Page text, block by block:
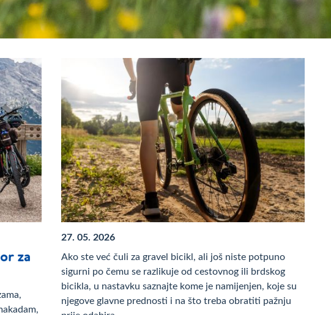
za
27. 05. 2026
Ako ste već čuli za gravel bicikl, ali još niste potpuno
sigurni po čemu se razlikuje od cestovnog ili brdskog
bicikla, u nastavku saznajte kome je namijenjen, koje su
njegove glavne prednosti i na što treba obratiti pažnju